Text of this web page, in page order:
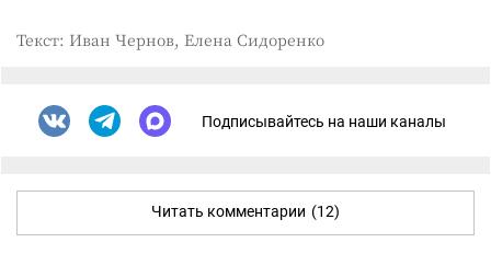
Текст: Иван Чернов, Елена Сидоренко
Подписывайтесь на наши каналы
Читать комментарии (12)